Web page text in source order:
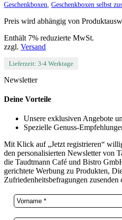
Geschenkboxen Geschenkboxen selbst
Preis wird abhängig von
Enthält 7% reduzierte MwSt.
zzgl. Versand
Lieferzeit: 3-4 Werktage
Newsletter
Deine Vorteile
Unsere exklusiven Angebote
Spezielle Genuss-
Mit Klick auf „Jetzt registrieren“
den personalisierten Newsletter von
die Taudtmann Café und Bistro
gerichtete Werbung zu Produkten,
Zufriedenheitsbefragungen zusenden